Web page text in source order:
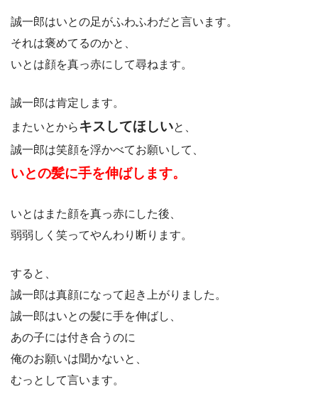
誠一郎はいとの足がふわふわだと言います。
それは褒めてるのかと、
いとは顔を真っ赤にして尋ねます。
誠一郎は肯定します。
またいとからキスしてほしいと、
誠一郎は笑顔を浮かべてお願いして、
いとの髪に手を伸ばします。
いとはまた顔を真っ赤にした後、
弱弱しく笑ってやんわり断ります。
すると、
誠一郎は真顔になって起き上がりました。
誠一郎はいとの髪に手を伸ばし、
あの子には付き合うのに
俺のお願いは聞かないと、
むっとして言います。